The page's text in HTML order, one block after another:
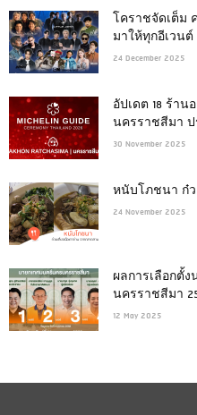
โคราชจัดเต็ม
มาให้ทุกอีเวนต์
24 December 2025
อัปเดต 18 ร้า
นครราชสีมา ป
30 November 2025
หนับโภชนา ก๋ว
24 November 2025
ผลการเลือกตั้
นครราชสีมา
12 May 2025